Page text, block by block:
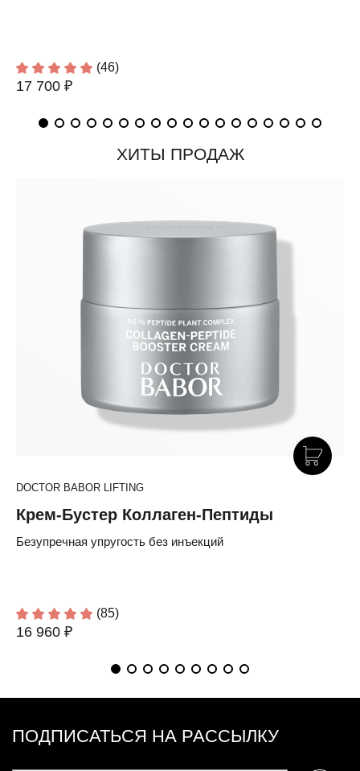
(46)
17 700 ₽
ХИТЫ ПРОДАЖ
DOCTOR BABOR LIFTING
Крем-Бустер Коллаген-Пептиды
Безупречная упругость без инъекций
(85)
16 960 ₽
ПОДПИСАТЬСЯ НА РАССЫЛКУ